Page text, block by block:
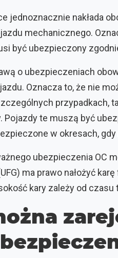
jednoznacznie nakłada
mechanicznego.
być ubezpieczony
o ubezpieczeniach
Oznacza to, że nie
przypadkach,
Pojazdy te muszą być
w okresach,
ubezpieczenia OC
ma prawo nałożyć
kary zależy od